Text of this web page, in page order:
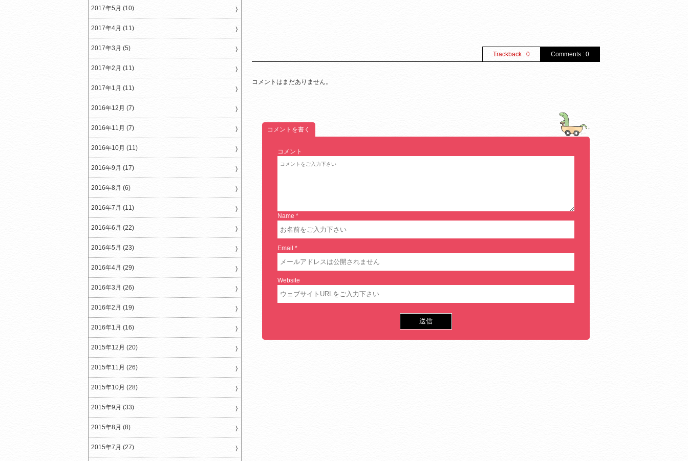
Comments : 0
Trackback : 0
コメントはまだありません。
コメントを書く
コメント
Name *
Email *
Website
2017年5月 (10)
2017年4月 (11)
2017年3月 (5)
2017年2月 (11)
2017年1月 (11)
2016年12月 (7)
2016年11月 (7)
2016年10月 (11)
2016年9月 (17)
2016年8月 (6)
2016年7月 (11)
2016年6月 (22)
2016年5月 (23)
2016年4月 (29)
2016年3月 (26)
2016年2月 (19)
2016年1月 (16)
2015年12月 (20)
2015年11月 (26)
2015年10月 (28)
2015年9月 (33)
2015年8月 (8)
2015年7月 (27)